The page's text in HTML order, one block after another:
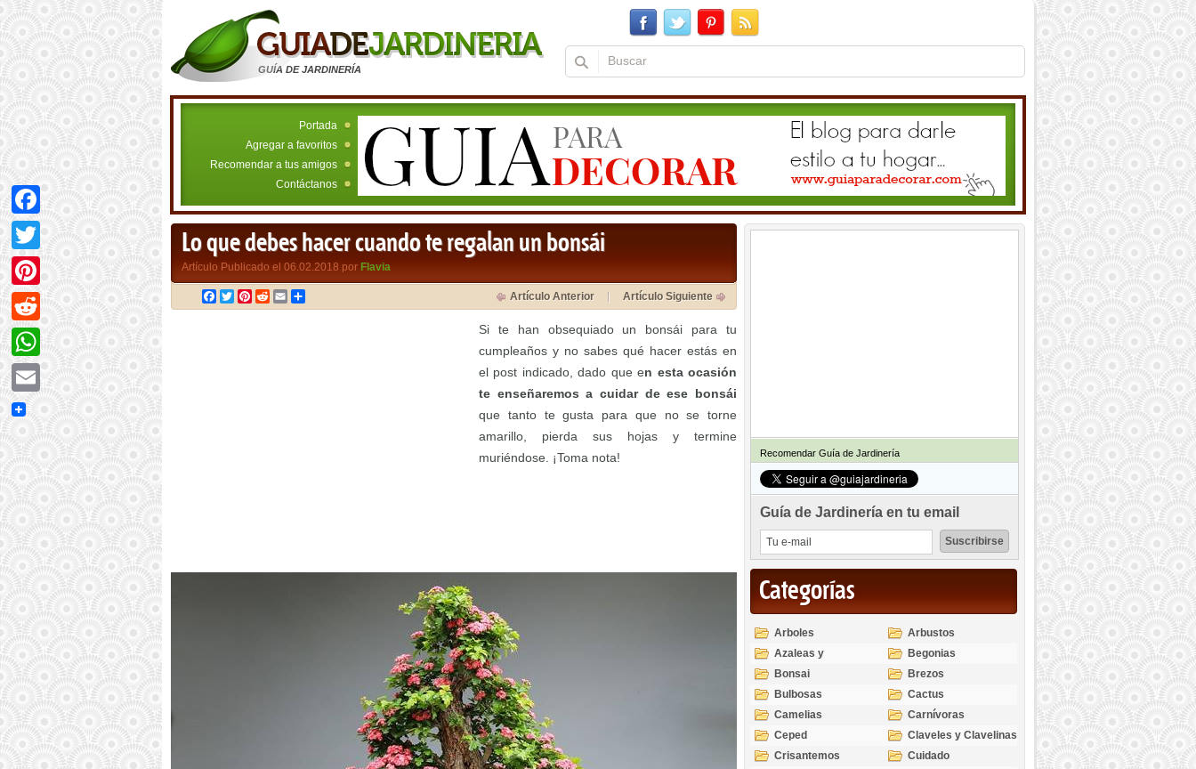
GUÍA DE JARDINERÍA
Portada
Agregar a favoritos
Recomendar a tus amigos
Contáctanos
Lo que debes hacer cuando te regalan un bonsái
Artículo Publicado el 06.02.2018 por Flavia
Facebook
TwitterPinterest
RedditEmail Artículo Anterior Artículo Siguiente
Si te han obsequiado un bonsái para tu
cumpleaños y no sabes qué hacer estás en
el post indicado, dado que en esta ocasión
te enseñaremos a cuidar de ese bonsái
que tanto te gusta para que no se torne
amarillo, pierda sus hojas y termine
muriéndose. ¡Toma nota!
Recomendar Guía de Jardinería
Guía de Jardinería en tu email
Categorías
Arboles
Arbustos
Azaleas y
Rododendros
Begonias
Bonsai
Brezos
Bulbosas
Cactus
Camelias
Carnívoras
Ceped
Claveles y Clavelinas
Crisantemos
Cuidado
Facebook
Twitter
Pinterest
Reddit
WhatsApp
Email